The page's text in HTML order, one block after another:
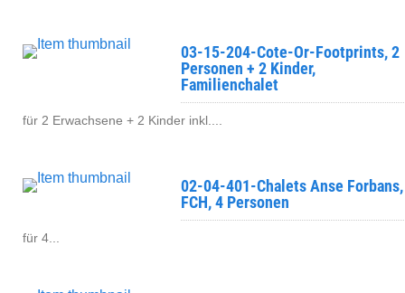
03-15-204-Cote-Or-Footprints, 2
Personen + 2 Kinder,
Familienchalet
für 2 Erwachsene + 2 Kinder inkl....
02-04-401-Chalets Anse Forbans,
FCH, 4 Personen
für 4...